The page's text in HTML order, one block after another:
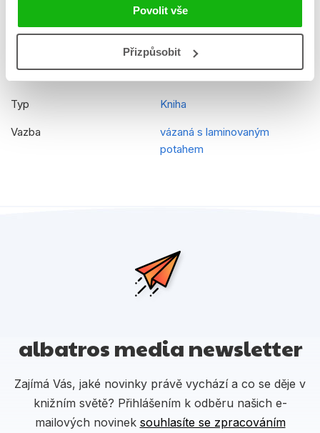
Povolit vše
Přizpůsobit
4
Typ Kniha
Vazba
vázaná s laminovaným
potahem
albatros media newsletter
Zajímá Vás, jaké novinky právě vychází a co se děje v
knižním světě? Přihlášením k odběru našich e-
mailových novinek souhlasíte se zpracováním